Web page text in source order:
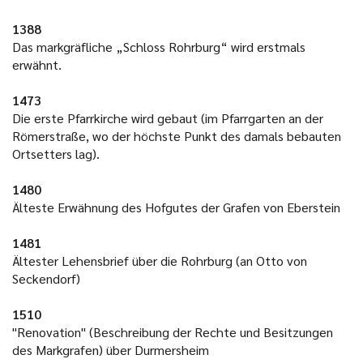
1388
Das markgräfliche „Schloss Rohrburg“ wird erstmals
erwähnt.
1473
Die erste Pfarrkirche wird gebaut (im Pfarrgarten an der
Römerstraße, wo der höchste Punkt des damals bebauten
Ortsetters lag).
1480
Älteste Erwähnung des Hofgutes der Grafen von Eberstein
1481
Ältester Lehensbrief über die Rohrburg (an Otto von
Seckendorf)
1510
"Renovation" (Beschreibung der Rechte und Besitzungen
des Markgrafen) über Durmersheim